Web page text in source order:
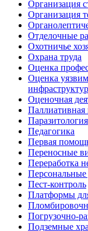
Организация
Организация
Отделочные
Охотничье
Охрана труда
Оценка
Оценка
Оценочная
Паразитология
Педагогика
Первая
Переносные
Переработка
Пест-контроль
Платформы
Погрузочно-
Подземные